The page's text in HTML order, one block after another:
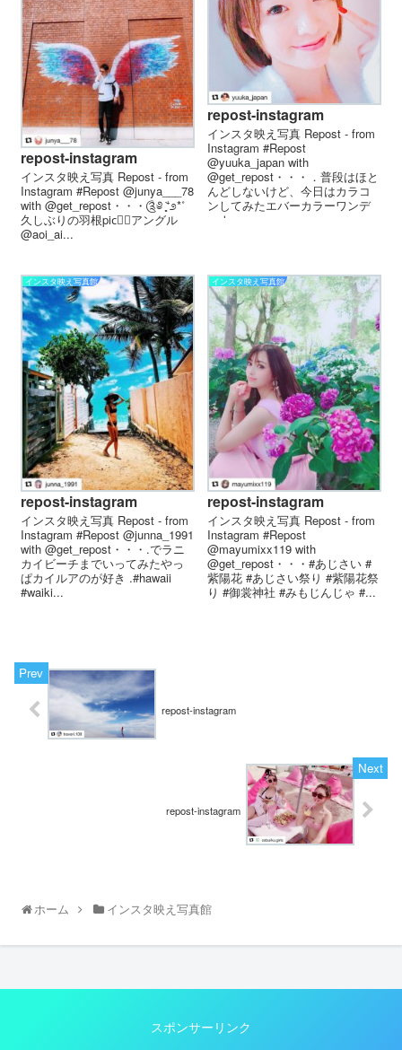
repost-instagram
インスタ映え写真 Repost - from
Instagram #Repost @junya___78
with @get_repost・・・‬༊༅ ͙̥̇⁺೨*˚
久しぶりの羽根pic🏽✩アングル
@aoi_ai...
repost-instagram
インスタ映え写真 Repost - from
Instagram #Repost
@yuuka_japan with
@get_repost・・・． 普段はほと
んどしないけど、 今日はカラコ
ンしてみた エバーカラーワンデ
ー ナ...
インスタ映え写真館
repost-instagram
インスタ映え写真 Repost - from
Instagram #Repost @junna_1991
with @get_repost・・・.でラニ
カイビーチまでいってみたやっ
ぱカイルアのが好き .#hawaii
#waiki...
インスタ映え写真館
repost-instagram
インスタ映え写真 Repost - from
Instagram #Repost
@mayumixx119 with
@get_repost・・・#あじさい #
紫陽花 #あじさい祭り #紫陽花祭
り #御裳神社 #みもじんじゃ #...
repost-instagram
repost-instagram
ホーム インスタ映え写真館
スポンサーリンク